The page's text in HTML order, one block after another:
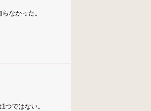
なかった。
つではない。